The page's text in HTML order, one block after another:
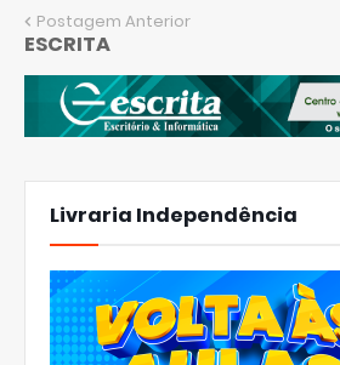
Postagem Anterior
ESCRITA
Livraria Independência